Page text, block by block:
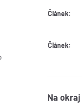
Článek:
Článek:
Na okraj